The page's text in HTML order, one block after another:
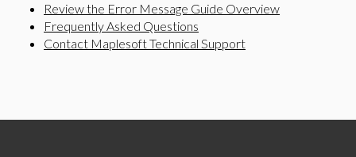
Review the Error Message Guide Overview
Frequently Asked Questions
Contact Maplesoft Technical Support